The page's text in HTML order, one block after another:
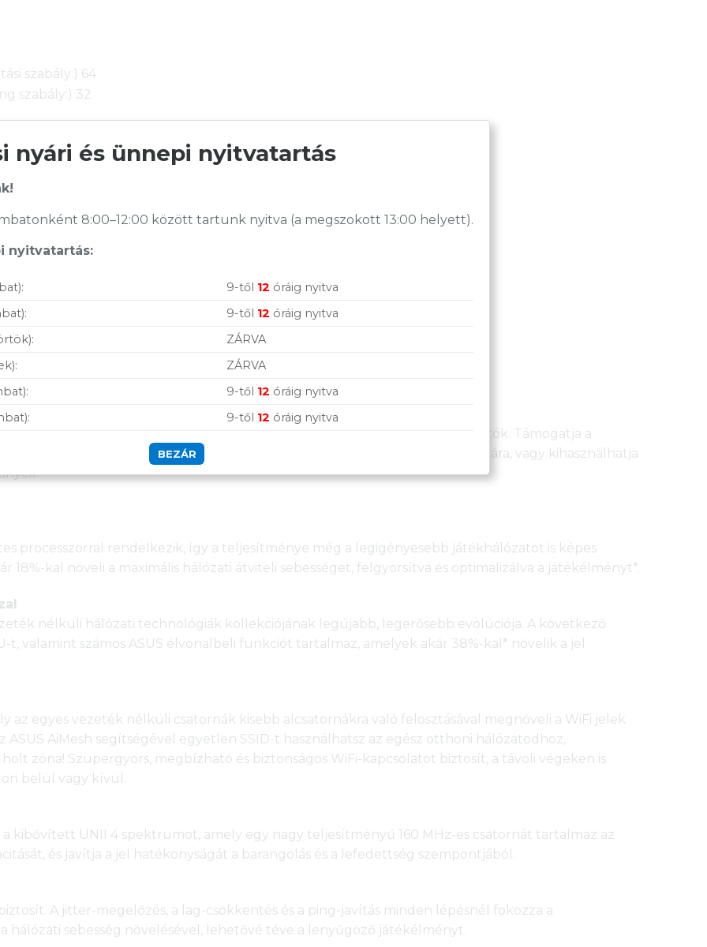
szabály:) 64
szabály:) 32
H.323, SIP Passthrough,PPPoE relay
os porttal rendelkezik, amelyek WAN vagy LAN működésre is konfigurálhatók. Támogatja a
biztosíthat hatalmas sávszélességet a csatlakoztatott eszközök számára, vagy kihasználhatja
processzorral rendelkezik, így a teljesítménye még a legigényesebb játékhálózatot is képes
18%-kal növeli a maximális hálózati átviteli sebességet, felgyorsítva és optimalizálva a játékélményt*.
nélküli hálózati technológiák kollekciójának legújabb, legerősebb evolúciója. A következő
t, valamint számos ASUS élvonalbeli funkciót tartalmaz, amelyek akár 38%-kal* növelik a jel
az egyes vezeték nélküli csatornák kisebb alcsatornákra való felosztásával megnöveli a WiFi jelek
AiMesh segítségével egyetlen SSID-t használhatsz az egész otthoni hálózatodhoz,
zóna! Szupergyors, megbízható és biztonságos WiFi-kapcsolatot biztosít, a távoli végeken is
belül vagy kívül.
a kibővített UNII 4 spektrumot, amely egy nagy teljesítményű 160 MHz-es csatornát tartalmaz az
és javítja a jel hatékonyságát a barangolás és a lefedettség szempontjából.
A jitter-megelőzés, a lag-csökkentés és a ping-javítás minden lépésnél fokozza a
hálózati sebesség növelésével, lehetővé téve a lenyűgöző játékélményt.
nyári és ünnepi nyitvatartás
8:00–12:00 között tartunk nyitva (a megszokott 13:00 helyett).
nyitvatartás:
9-től 12 óráig nyitva
9-től 12 óráig nyitva
ZÁRVA
ZÁRVA
9-től 12 óráig nyitva
9-től 12 óráig nyitva
BEZÁR